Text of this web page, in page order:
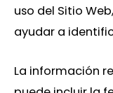
uso del Sitio
ayudar a
La información